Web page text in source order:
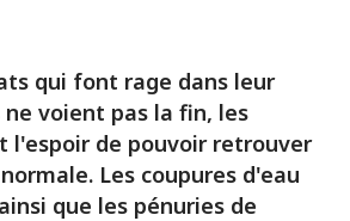
qui font rage dans leur
voient pas la fin, les
l'espoir de pouvoir retrouver
Les coupures d'eau
que les pénuries de